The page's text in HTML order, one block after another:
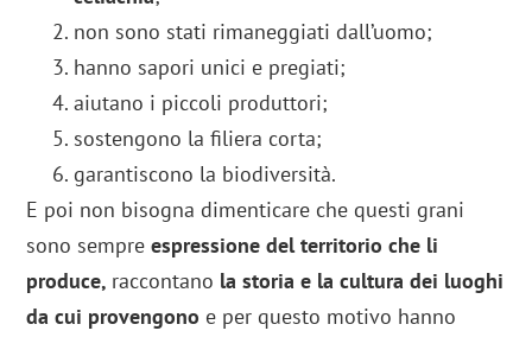
non sono stati rimaneggiati dall’uomo;
hanno sapori unici e pregiati;
aiutano i piccoli produttori;
sostengono la filiera corta;
garantiscono la biodiversità.
E poi non bisogna dimenticare che questi grani
sono sempreespressione del territorio che li
produce, raccontano la storia e la cultura dei luoghi
da cui provengono e per questo motivo hanno